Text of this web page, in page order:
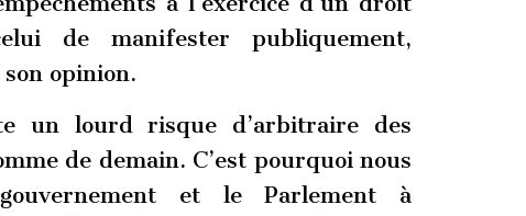
de manifester publiquement,
opinion.
un lourd risque d’arbitraire des
de demain. C’est pourquoi nous
et le Parlement à